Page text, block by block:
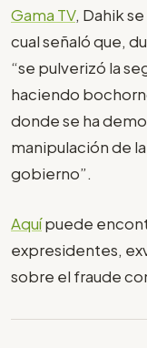
Gama TV, Dahik
cual señaló que,
“se pulverizó la
haciendo
donde se ha
manipulación de
gobierno”.
Aquípuede
expresidentes,
sobre el fraude